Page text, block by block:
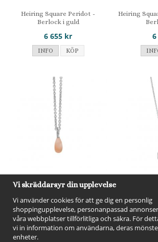
Heiring Square Peridot -
Berlock i guld
6 655 kr
INFO KÖP
Heiring
- Hängsmycke i silver
1 115 kr
INFO KÖP
-
Vi skräddarsyr din upplevelse
Vi använder cookies för att ge dig en personlig
shoppingupplevelse, personanpassad
våra webbplatser tillförlitliga och säkra. För
vi in information om användarna, deras
enheter.